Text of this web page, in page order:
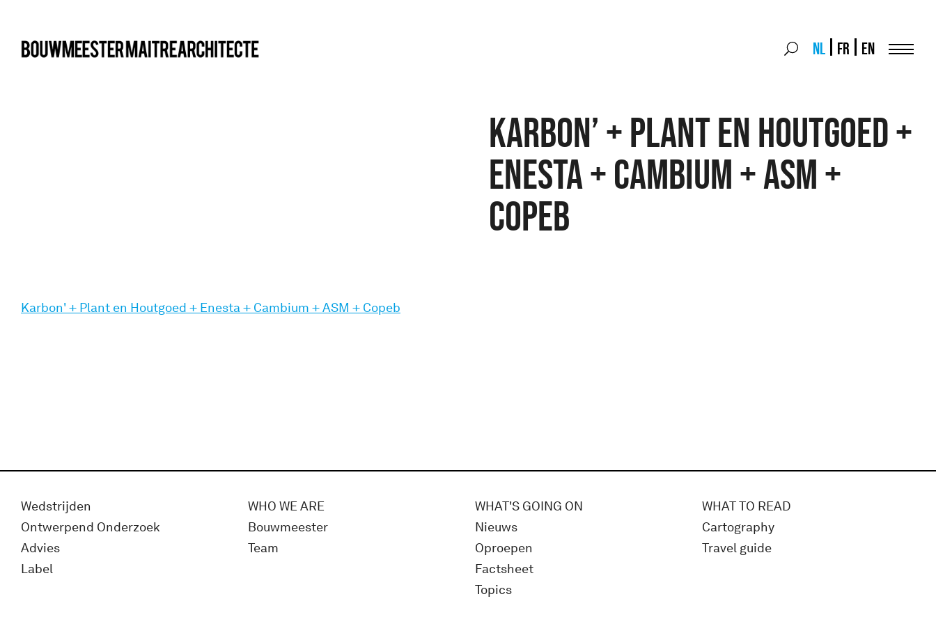
Search
Search
NL FR EN
Karbon’ + Plant en Houtgoed +
Enesta + Cambium + ASM +
Copeb
Karbon' + Plant en Houtgoed + Enesta + Cambium + ASM + Copeb
Wedstrijden
Ontwerpend Onderzoek
Advies
Label
WHO WE ARE
Bouwmeester
Team
WHAT'S GOING ON
Nieuws
Oproepen
Factsheet
Topics
WHAT TO READ
Cartography
Travel guide